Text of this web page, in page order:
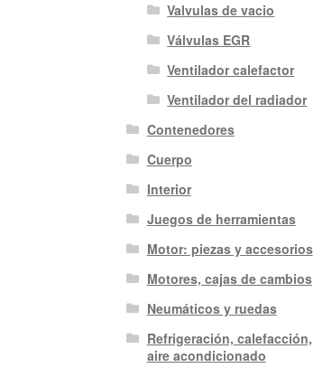
Valvulas de vacio
Válvulas EGR
Ventilador calefactor
Ventilador del radiador
Contenedores
Cuerpo
Interior
Juegos de herramientas
Motor: piezas y accesorios
Motores, cajas de cambios
Neumáticos y ruedas
Refrigeración, calefacción,
aire acondicionado